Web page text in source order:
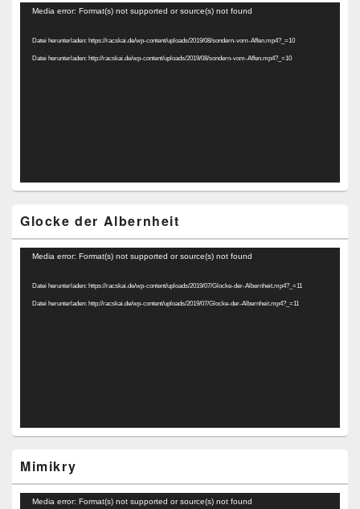
Video-
Media error: Format(s) not supported or source(s) not found
Datei herunterladen: https://racskai.de/wp-content/uploads/2019/08/sondern-vom-Affen.mp4?_=10
Datei herunterladen: http://racskai.de/wp-content/uploads/2019/08/sondern-vom-Affen.mp4?_=10
Glocke der Albernheit
Video-
Media error: Format(s) not supported or source(s) not found
Datei herunterladen: https://racskai.de/wp-content/uploads/2019/07/Glocke-der-Albernheit.mp4?_=11
Datei herunterladen: http://racskai.de/wp-content/uploads/2019/07/Glocke-der-Albernheit.mp4?_=11
Mimikry
Video-
Media error: Format(s) not supported or source(s) not found